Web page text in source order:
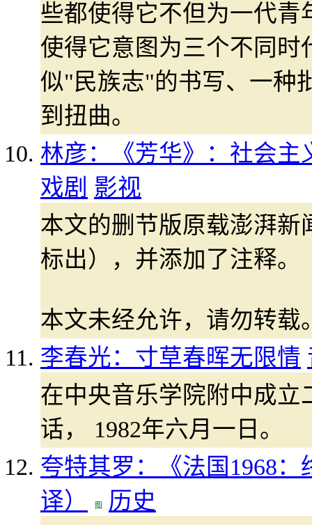
些都使得它不但为一代
使得它意图为三个不同时
似"民族志"的书写、一种
到扭曲。
林彦：《芳华》：社会
戏剧 影视
本文的删节版原载澎湃
标出），并添加了注释。
本文未经允许，请勿转载
李春光：寸草春晖无限情
在中央音乐学院附中成
话， 1982年六月一日。
夸特其罗：《法国1968
译）
历史